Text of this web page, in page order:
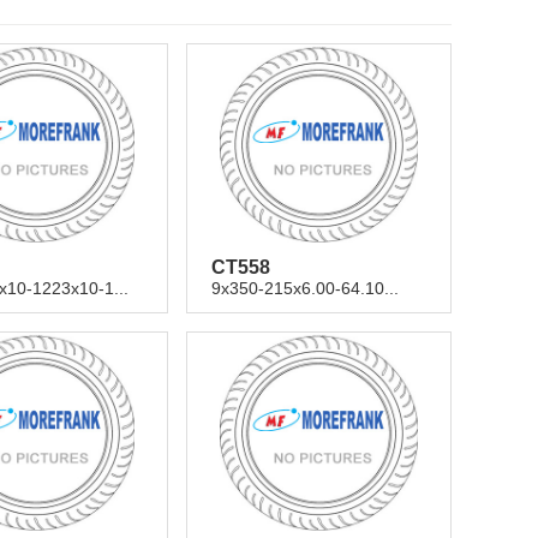
1223x10-1...
CT558
9x350-215x6.00-64.10...